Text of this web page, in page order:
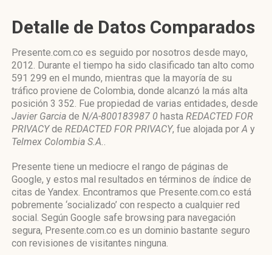
Detalle de Datos Comparados
Presente.com.co es seguido por nosotros desde mayo,
2012. Durante el tiempo ha sido clasificado tan alto como
591 299 en el mundo, mientras que la mayoría de su
tráfico proviene de Colombia, donde alcanzó la más alta
posición 3 352. Fue propiedad de varias entidades, desde
Javier Garcia de N/A-800183987 0 hasta REDACTED FOR
PRIVACYde REDACTED FOR PRIVACY, fue alojada porA y
Telmex Colombia S.A..
Presente tiene un mediocre el rango de páginas de
Google, y estos mal resultados en términos de índice de
citas de Yandex. Encontramos que Presente.com.co está
pobremente ‘socializado’ con respecto a cualquier red
social. Según Google safe browsing para navegación
segura, Presente.com.co es un dominio bastante seguro
con revisiones de visitantes ninguna.